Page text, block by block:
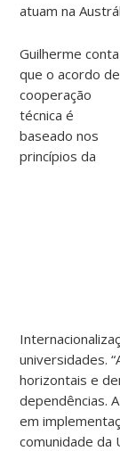
atuam na
Guilherme conta
que o acordo de
cooperação
técnica é
baseado nos
princípios da
universidades.
horizontais e
dependências.
em
comunidade da